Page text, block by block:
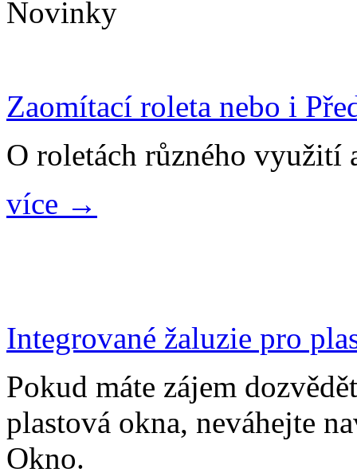
Novinky
Zaomítací roleta nebo i
O roletách různého využití
více →
Integrované žaluzie pro
Pokud máte zájem
plastová okna, neváhejte
Okno.